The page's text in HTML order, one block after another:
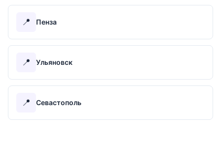
📍 Пенза
📍 Ульяновск
📍 Севастополь